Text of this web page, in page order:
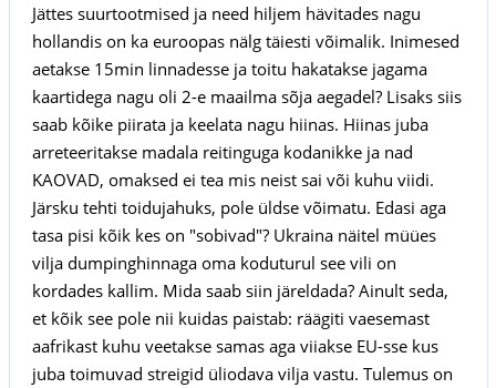
Jättes suurtootmised ja need hiljem hävitades nagu
hollandis on ka euroopas nälg täiesti võimalik. Inimesed
aetakse 15min linnadesse ja toitu hakatakse jagama
kaartidega nagu oli 2-e maailma sõja aegadel? Lisaks siis
saab kõike piirata ja keelata nagu hiinas. Hiinas juba
arreteeritakse madala reitinguga kodanikke ja nad
KAOVAD, omaksed ei tea mis neist sai või kuhu viidi.
Järsku tehti toidujahuks, pole üldse võimatu. Edasi aga
tasa pisi kõik kes on "sobivad"? Ukraina näitel müües
vilja dumpinghinnaga oma koduturul see vili on
kordades kallim. Mida saab siin järeldada? Ainult seda,
et kõik see pole nii kuidas paistab: räägiti vaesemast
aafrikast kuhu veetakse samas aga viiakse EU-sse kus
juba toimuvad streigid üliodava vilja vastu. Tulemus on